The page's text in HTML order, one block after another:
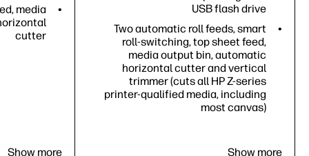
media
cutter
media
Show more
USB flash drive
Two automatic roll feeds, smart
roll-switching, top sheet feed,
media output bin, automatic
horizontal cutter and vertical
trimmer (cuts all HP Z-series
printer-qualified media, including
most canvas)
Show more